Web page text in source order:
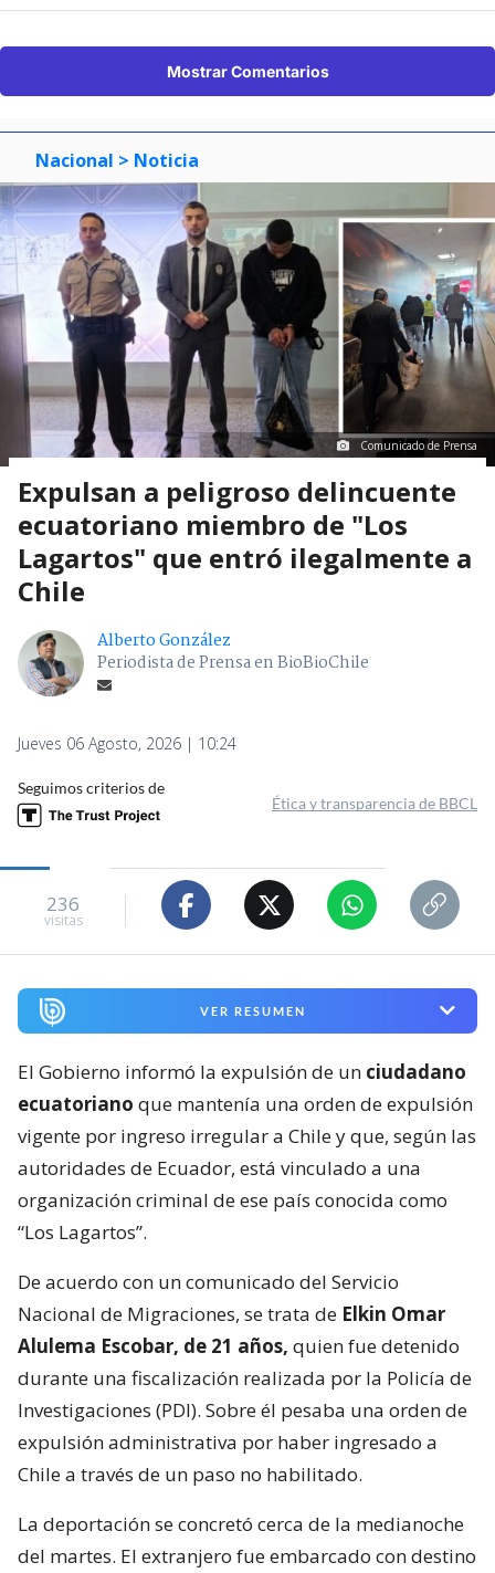
Mostrar Comentarios
Nacional > Noticia
Comunicado de Prensa
Expulsan a peligroso delincuente
ecuatoriano miembro de "Los
Lagartos" que entró ilegalmente a
Chile
Alberto González
Periodista de Prensa en BioBioChile
Jueves 06 Agosto, 2026 | 10:24
Seguimos criterios de
Ética y transparencia de BBCL
236
visitas
VER RESUMEN
El Gobierno informó la expulsión de un ciudadano
ecuatoriano que mantenía una orden de expulsión
vigente por ingreso irregular a Chile y que, según las
autoridades de Ecuador, está vinculado a una
organización criminal de ese país conocida como
“Los Lagartos”.
De acuerdo con un comunicado del Servicio
Nacional de Migraciones, se trata de Elkin Omar
Alulema Escobar, de 21 años, quien fue detenido
durante una fiscalización realizada por la Policía de
Investigaciones (PDI). Sobre él pesaba una orden de
expulsión administrativa por haber ingresado a
Chile a través de un paso no habilitado.
La deportación se concretó cerca de la medianoche
del martes. El extranjero fue embarcado con destino